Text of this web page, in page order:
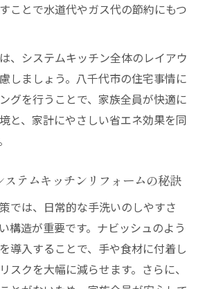
ことで水道代やガス代の節約にもつ
、システムキッチン全体のレイアウ
しましょう。八千代市の住宅事情に
グを行うことで、家族全員が快適に
と、家計にやさしい省エネ効果を同
ステムキッチンリフォームの秘訣
では、日常的な手洗いのしやすさ
構造が重要です。ナビッシュのよう
導入することで、手や食材に付着し
スクを大幅に減らせます。さらに、